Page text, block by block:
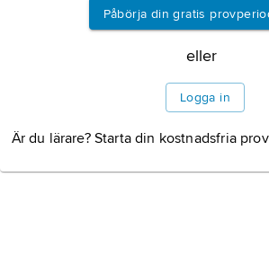
Påbörja din gratis
eller
Logga in
Är du lärare? Starta din kostnadsfria